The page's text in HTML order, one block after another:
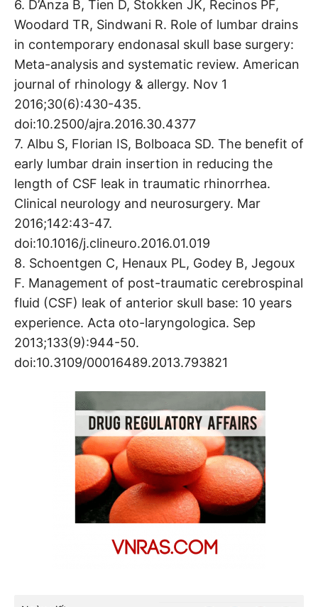
6. D’Anza B, Tien D, Stokken JK, Recinos PF,
Woodard TR, Sindwani R. Role of lumbar drains
in contemporary endonasal skull base surgery:
Meta-analysis and systematic review. American
journal of rhinology & allergy. Nov 1
2016;30(6):430-435.
doi:10.2500/ajra.2016.30.4377
7. Albu S, Florian IS, Bolboaca SD. The benefit of
early lumbar drain insertion in reducing the
length of CSF leak in traumatic rhinorrhea.
Clinical neurology and neurosurgery. Mar
2016;142:43-47.
doi:10.1016/j.clineuro.2016.01.019
8. Schoentgen C, Henaux PL, Godey B, Jegoux
F. Management of post-traumatic cerebrospinal
fluid (CSF) leak of anterior skull base: 10 years
experience. Acta oto-laryngologica. Sep
2013;133(9):944-50.
doi:10.3109/00016489.2013.793821